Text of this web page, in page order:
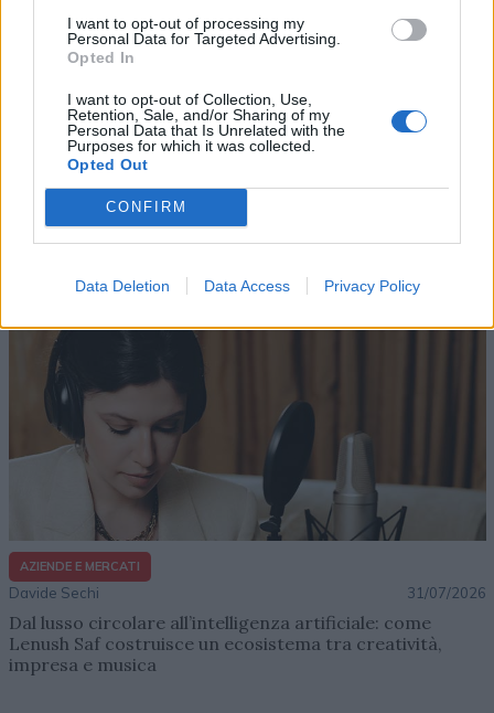
I want to opt-out of processing my
Personal Data for Targeted Advertising.
Opted In
I want to opt-out of Collection, Use,
Retention, Sale, and/or Sharing of my
Personal Data that Is Unrelated with the
Purposes for which it was collected.
Opted Out
CONFIRM
Data Deletion Data Access Privacy Policy
Altri articoli che potrebbero piacerti
AZIENDE E MERCATI
Davide Sechi 31/07/2026
Dal lusso circolare all’intelligenza artificiale: come
Lenush Saf costruisce un ecosistema tra creatività,
impresa e musica